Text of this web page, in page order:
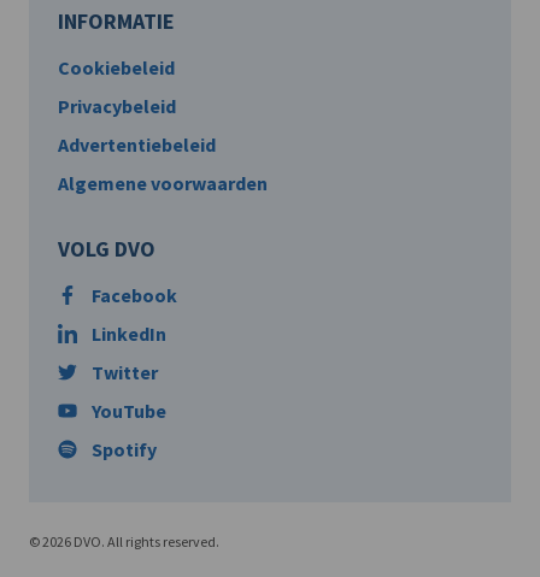
INFORMATIE
Cookiebeleid
Privacybeleid
Advertentiebeleid
Algemene voorwaarden
VOLG DVO
Facebook
LinkedIn
Twitter
YouTube
Spotify
© 2026 DVO. All rights reserved.